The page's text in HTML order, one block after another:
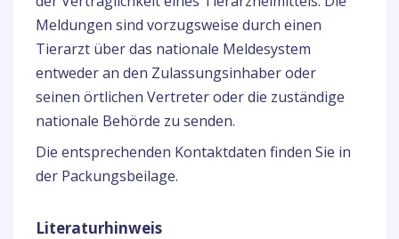
Meldungen sind vorzugsweise durch einen
Tierarzt über das nationale Meldesystem
entweder an den Zulassungsinhaber oder
seinen örtlichen Vertreter oder die zuständige
nationale Behörde zu senden.
Die entsprechenden Kontaktdaten finden Sie in
der Packungsbeilage.
Literaturhinweis